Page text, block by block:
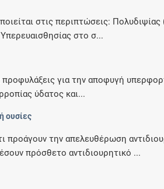
Μοιραζόμαστε μαζί
πορείας του Galinos.gr
στις περιπτώσεις:
στο σ...
προφυλάξεις για την αποφυγή
ύδατος και...
ουσίες
προάγουν την απελευθέρωση
πρόσθετο αντιδιουρητικό ...